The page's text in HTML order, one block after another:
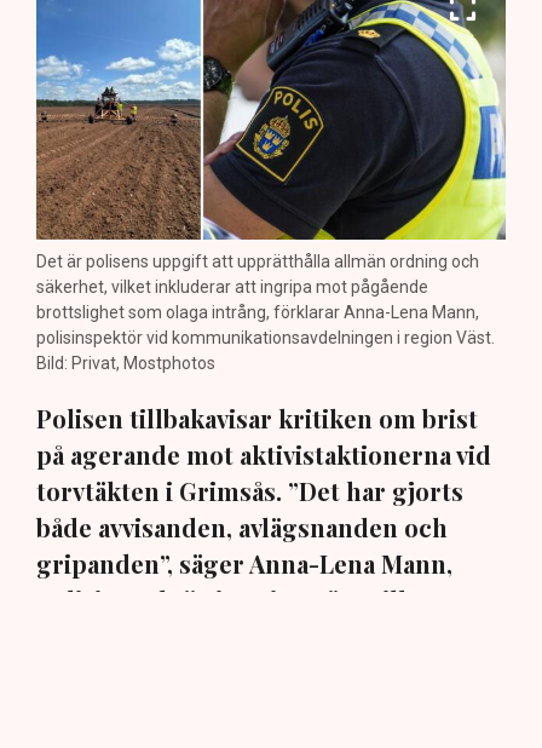
Det är polisens uppgift att upprätthålla allmän ordning och
säkerhet, vilket inkluderar att ingripa mot pågående
brottslighet som olaga intrång, förklarar Anna-Lena Mann,
polisinspektör vid kommunikationsavdelningen i region Väst.
Bild: Privat, Mostphotos
Polisen tillbakavisar kritiken om brist
på agerande mot aktivistaktionerna vid
torvtäkten i Grimsås. ”Det har gjorts
både avvisanden, avlägsnanden och
gripanden”, säger Anna-Lena Mann,
polisinspektör i region Väst, till TN.